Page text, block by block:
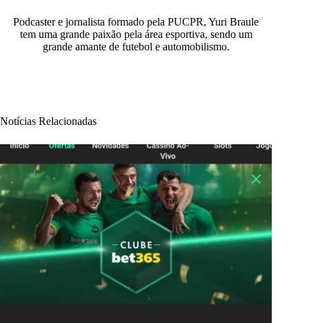
Podcaster e jornalista formado pela PUCPR, Yuri Braule
tem uma grande paixão pela área esportiva, sendo um
grande amante de futebol e automobilismo.
Notícias Relacionadas